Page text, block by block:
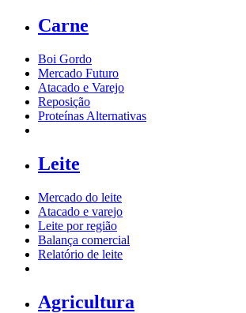
Carne
Boi Gordo
Mercado Futuro
Atacado e Varejo
Reposição
Proteínas Alternativas
Leite
Mercado do leite
Atacado e varejo
Leite por região
Balança comercial
Relatório de leite
Agricultura